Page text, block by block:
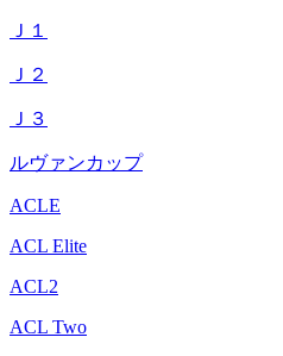
Ｊ１
Ｊ２
Ｊ３
ルヴァンカップ
ACLE
ACL Elite
ACL2
ACL Two